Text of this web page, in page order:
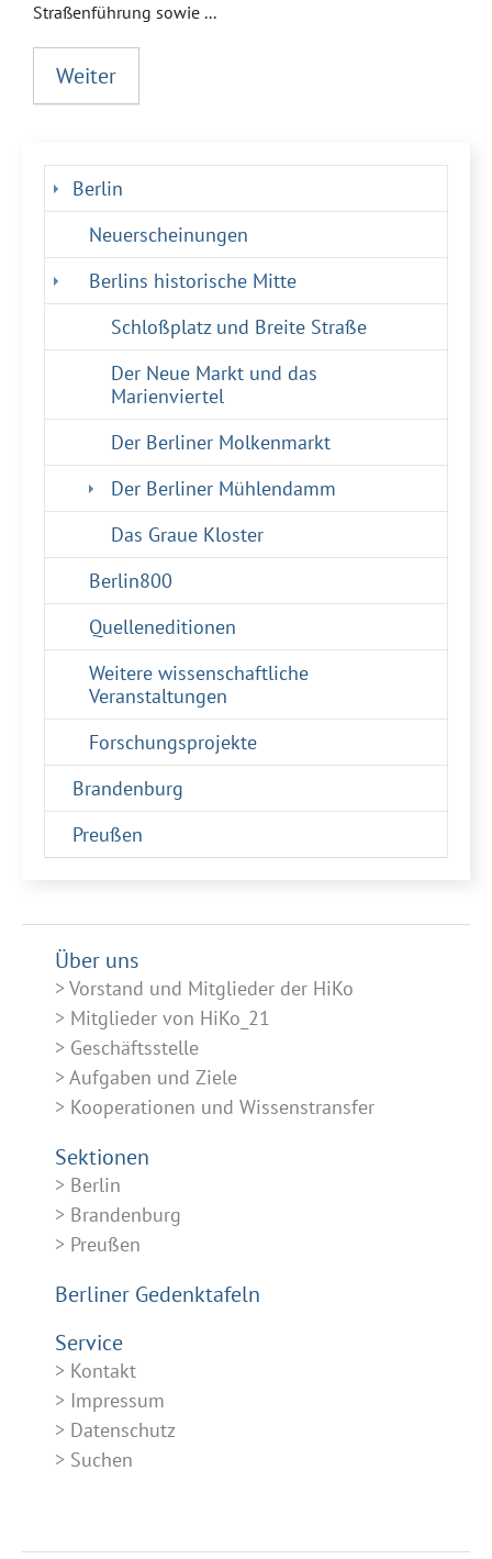
Straßenführung sowie ...
Weiter
Berlin
Neuerscheinungen
Berlins historische Mitte
Schloßplatz und Breite Straße
Der Neue Markt und das
Marienviertel
Der Berliner Molkenmarkt
Der Berliner Mühlendamm
Das Graue Kloster
Berlin800
Quelleneditionen
Weitere wissenschaftliche
Veranstaltungen
Forschungsprojekte
Brandenburg
Preußen
Über uns
Vorstand und Mitglieder der HiKo
Mitglieder von HiKo_21
Geschäftsstelle
Aufgaben und Ziele
Kooperationen und Wissenstransfer
Sektionen
Berlin
Brandenburg
Preußen
Berliner Gedenktafeln
Service
Kontakt
Impressum
Datenschutz
Suchen